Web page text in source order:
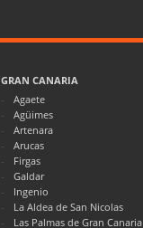
GRAN CANARIA
Agaete
Agüimes
Artenara
Arucas
Firgas
Galdar
Ingenio
La Aldea de San Nicolas
Las Palmas de Gran Canaria